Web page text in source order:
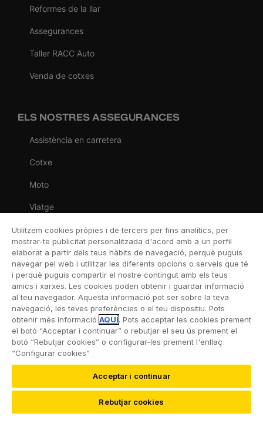
Reformes de la llar
Assegurances
Taller RACC Auto
Venda de cotxes
ELS NOSTRES ASSEGURANCES
Assistència en carretera
Cotxe
Moto
Viatge
Llar
Vida
Decessos
Dental
Esportiva
Esquí
Utilitzem cookies pròpies i de tercers per fins analítics, per
mostrar-te publicitat personalitzada d'acord amb a un perfil
elaborat a partir dels teus hàbits de navegació, perquè puguis
navegar pel web i utilitzar les diferents opcions o serveis que té
i perquè puguis compartir el nostre contingut amb els teus
amics i xarxes. Les cookies poden obtenir i guardar informació
al teu navegador. Aquesta informació pot ser sobre la teva
navegació, les teves preferències o el teu dispositiu. Pots
obtenir més informació AQUÍ. Pots acceptar les cookies prement
el botó “Acceptar i continuar” o rebutjar el seu ús prement el
botó “Rebutjar cookies” o configurar-les prement l'enllaç
“Configurar cookies”
Acceptar i continuar
Rebutjar cookies